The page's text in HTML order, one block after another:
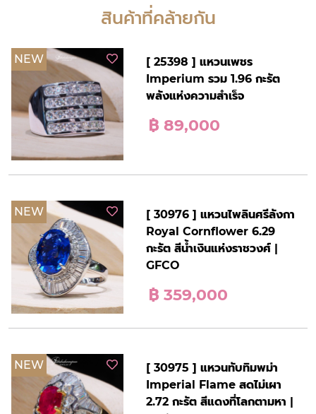
สินค้าที่คล้ายกัน
NEW
[ 25398 ] แหวนเพชร
Imperium รวม 1.96 กะรัต
พลังแห่งความสำเร็จ
฿ 89,000
NEW
[ 30976 ] แหวนไพลินศรีลังกา
Royal Cornflower 6.29
กะรัต สีน้ำเงินแห่งราชวงศ์ |
GFCO
฿ 359,000
NEW
[ 30975 ] แหวนทับทิมพม่า
Imperial Flame สดไม่เผา
2.72 กะรัต สีแดงที่โลกตามหา |